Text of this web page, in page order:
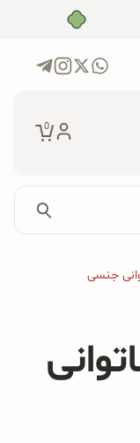
0
جنسی